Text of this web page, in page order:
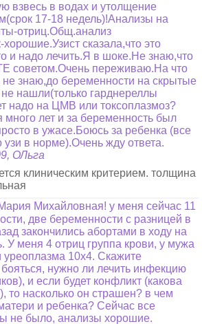
взвесь в водах и утолщение
17-18 недель)!Анализы на
отриц.Общ.анализ
сказала,что это
и надо лечить.Я в шоке.Не знаю,что
советом.Очень переживаю.На что
знаю,до беременности на скрытые
нашли(только гарднереллы
надо на ЦМВ или токсоплазмоз?
много лет и за беременность был
в ужасе.Боюсь за ребенка (все
узи в норме).Очень жду ответа.
ОЛьга
клиническим критерием. толщина
Михайловная! у меня сейчас 11
две беременности с разницей в
закончились абортами в ходу на
У меня 4 отриц группа крови, у мужа
уреоплазма 10х4. Скажите
бояться, нужно ли лечить инфекцию
и если будет конфликт (какова
то насколько он страшен? в чем
и ребенка? Сейчас все
не было, анализы хорошие.